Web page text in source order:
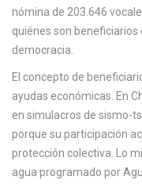
nómina de 203.646
quiénes son beneficiarios
democracia.
El concepto de
ayudas económicas. En
en simulacros de sismo-
porque su participación
protección colectiva. Lo
agua programado por